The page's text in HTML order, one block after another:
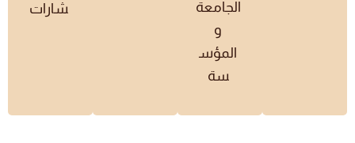
الجامعة
و
المؤس
سة
شارات